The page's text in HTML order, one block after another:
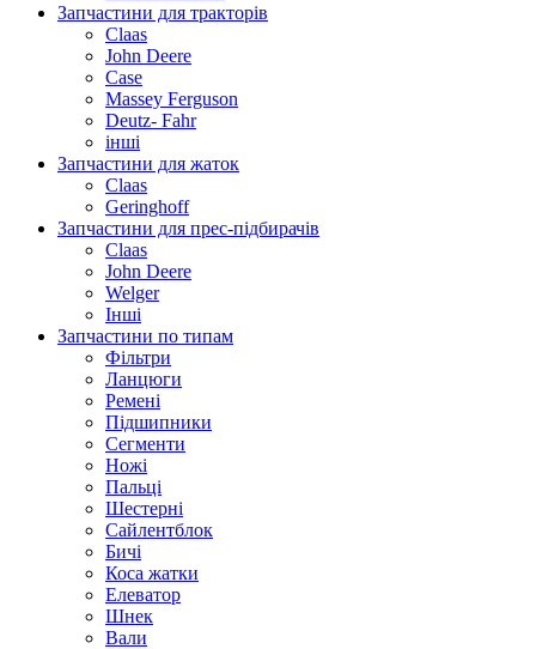
Запчастини для тракторів
Claas
John Deere
Case
Massey Ferguson
Deutz- Fahr
інші
Запчастини для жаток
Claas
Geringhoff
Запчастини для прес-підбирачів
Claas
John Deere
Welger
Інші
Запчастини по типам
Фільтри
Ланцюги
Ремені
Підшипники
Сегменти
Ножі
Пальці
Шестерні
Сайлентблок
Бичі
Коса жатки
Елеватор
Шнек
Вали